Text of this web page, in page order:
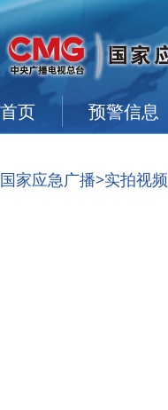
首页 预警信息
国家应急广播>实拍视频